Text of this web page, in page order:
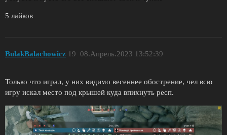
5 лайков
BulakBalachowicz 08.Апрель.2023 13:52:39
19
Только что играл, у них видимо весеннее обострение, чел всю
игру искал место под крышей куда впихнуть респ.